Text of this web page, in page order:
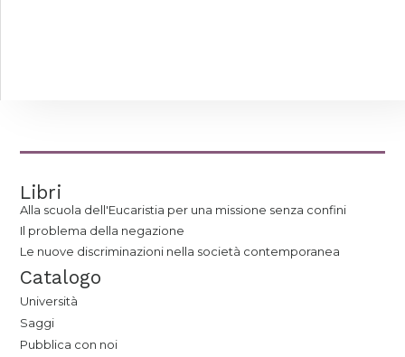
Libri
Alla scuola dell'Eucaristia per una missione senza confini
Il problema della negazione
Le nuove discriminazioni nella società contemporanea
Catalogo
Università
Saggi
Pubblica con noi